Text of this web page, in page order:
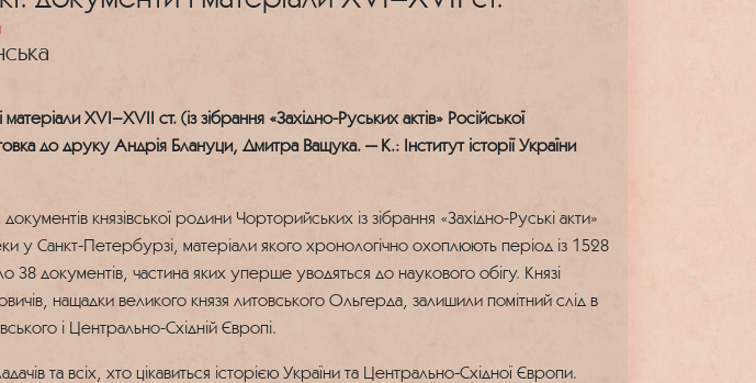
XVІ–XVII ст. (із зібрання «Західно-Руських актів» Російської
до друку Андрія Блануци, Дмитра Ващука. — К.: Інститут історії України
князівської родини Чорторийських із зібрання «Західно-Руські акти»
у Санкт-Петербурзі, матеріали якого хронологічно охоплюють період із 1528
документів, частина яких уперше уводяться до наукового обігу. Князі
нащадки великого князя литовського Ольгерда, залишили помітний слід в
і Центрально-Східній Європі.
та всіх, хто цікавиться історією України та Центрально-Східної Європи.